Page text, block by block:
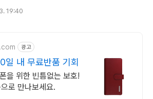
19:40
광고
일 내 무료반품 기회
을 위한 빈틈없는 보호!
로 만나보세요.